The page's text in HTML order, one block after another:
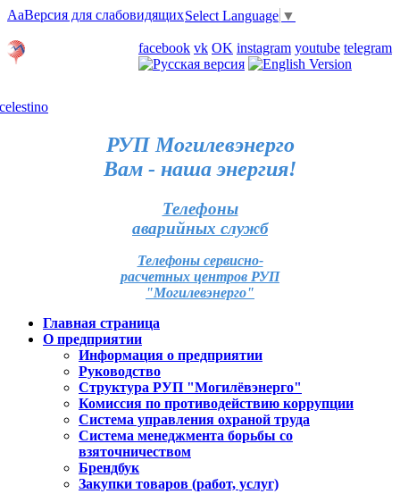
AaВерсия для слабовидящихSelect Language ▼
facebook vk OK instagram youtube telegram
РУП Могилевэнерго
Вам - наша энергия!
Телефоны
аварийных служб
Телефоны сервисно-
расчетных центров РУП
"Могилевэнерго"
Главная страница
О предприятии
Информация о предприятии
Руководство
Структура РУП "Могилёвэнерго"
Комиссия по противодействию коррупции
Система управления охраной труда
Система менеджмента борьбы со
взяточничеством
Брендбук
Закупки товаров (работ, услуг)